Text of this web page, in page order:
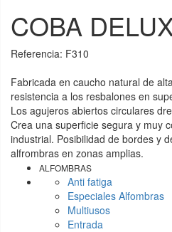
COBA
Referencia: F310
Fabricada en caucho natural de
resistencia a los resbalones en
Los agujeros abiertos circulares
Crea una superficie segura y muy
industrial. Posibilidad de bordes y
alfrombras en zonas amplias.
ALFOMBRAS
Anti fatiga
Especiales Alfombras
Multiusos
Entrada